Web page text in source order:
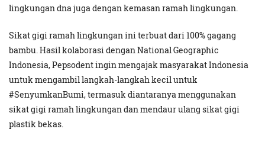
lingkungan dna juga dengan kemasan ramah lingkungan.
Sikat gigi ramah lingkungan ini terbuat dari 100% gagang
bambu. Hasil kolaborasi dengan National Geographic
Indonesia, Pepsodent ingin mengajak masyarakat Indonesia
untuk mengambil langkah-langkah kecil untuk
#SenyumkanBumi, termasuk diantaranya menggunakan
sikat gigi ramah lingkungan dan mendaur ulang sikat gigi
plastik bekas.